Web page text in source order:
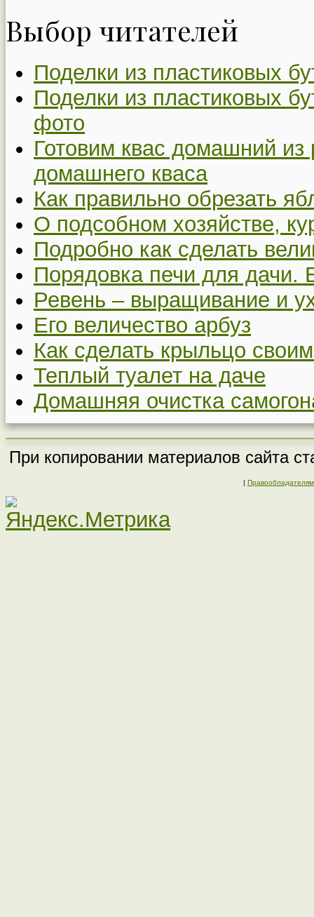
Выбор читателей
Поделки из пластиковых
Поделки из пластиковых
фото
Готовим квас домашний
домашнего кваса
Как правильно обрезать
О подсобном хозяйстве,
Подробно как сделать
Порядовка печи для дачи.
Ревень – выращивание и
Его величество арбуз
Как сделать крыльцо
Теплый туалет на даче
Домашняя очистка
При копировании материалов сайта
| Правообладателям